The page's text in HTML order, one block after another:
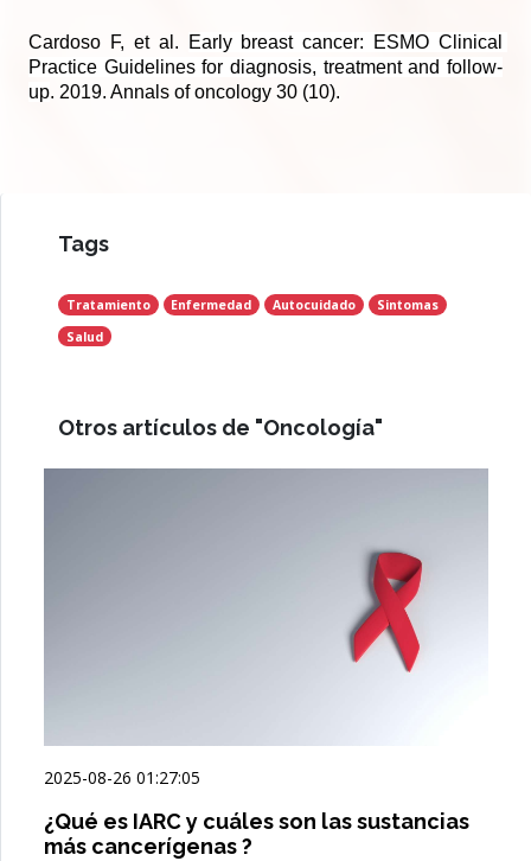
Cardoso F, et al.
Early breast cancer: ESMO Clinical
Practice Guidelines for diagnosis, treatment and follow-
up. 2019. Annals of oncology 30 (10).
Tags
Tratamiento Enfermedad Autocuidado
Sintomas
Salud
Otros artículos de "Oncología"
2025-08-26 01:27:05
¿Qué es IARC y cuáles son las sustancias
más cancerígenas ?